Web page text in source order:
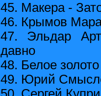
45. Макера -
46. Крымов
47. Эльдар
давно
48. Белое
49. Юрий